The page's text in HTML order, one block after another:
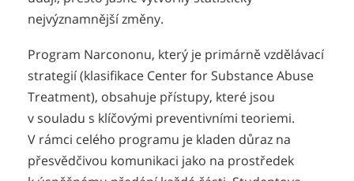
nejvýznamnější změny.
Program Narcononu, který je primárně vzdělávací
strategií (klasifikace Center for Substance Abuse
Treatment), obsahuje přístupy, které jsou
v souladu s klíčovými preventivními teoriemi.
V rámci celého programu je kladen důraz na
přesvědčivou komunikaci jako na prostředek